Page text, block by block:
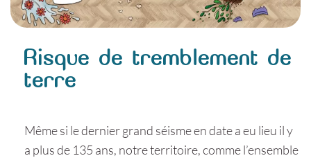
Risque de tremblement de
terre
Même si le dernier grand séisme en date a eu lieu il y
a plus de 135 ans, notre territoire, comme l’ensemble